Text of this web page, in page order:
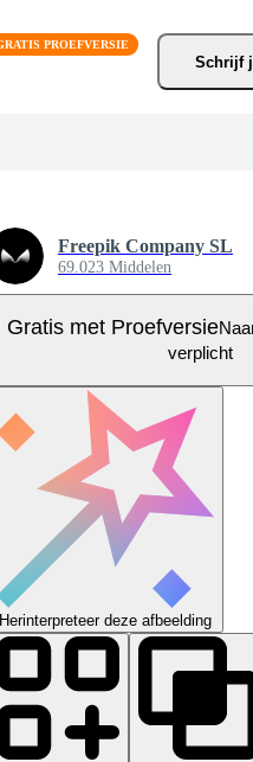
Schrijf
Freepik Company SL
69.023 Middelen
Gratis met Proefversie
verplicht
Herinterpreteer deze afbeelding